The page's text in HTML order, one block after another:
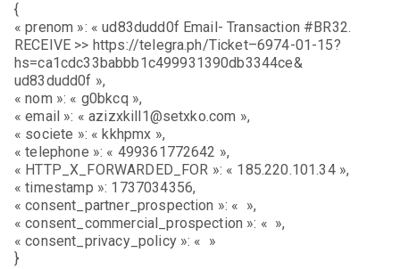
{
« prenom »: « ud83dudd0f Email- Transaction #BR32.
RECEIVE >> https://telegra.ph/Ticket–6974-01-15?
hs=ca1cdc33babbb1c499931390db3344ce&
ud83dudd0f »,
« nom »: « g0bkcq »,
« email »: « azizxkill1@setxko.com »,
« societe »: « kkhpmx »,
« telephone »: « 499361772642 »,
« HTTP_X_FORWARDED_FOR »: « 185.220.101.34 »,
« timestamp »: 1737034356,
« consent_partner_prospection »: « »,
« consent_commercial_prospection »: « »,
« consent_privacy_policy »: « »
}